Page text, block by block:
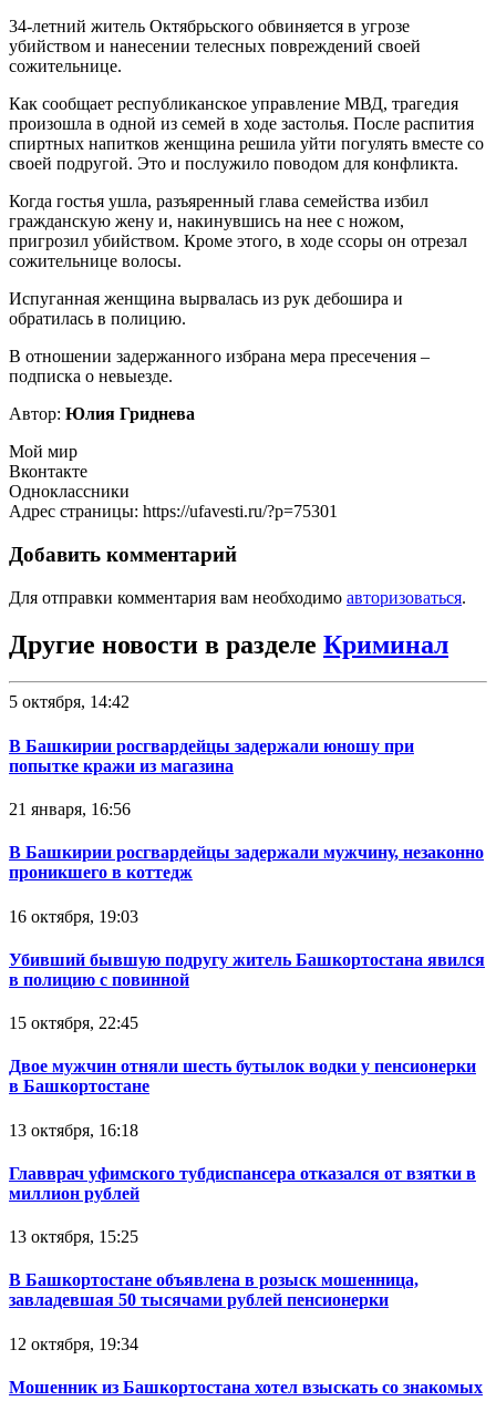
34-летний житель Октябрьского обвиняется в угрозе
убийством и нанесении телесных повреждений своей
сожительнице.
Как сообщает республиканское управление МВД, трагедия
произошла в одной из семей в ходе застолья. После распития
спиртных напитков женщина решила уйти погулять вместе со
своей подругой. Это и послужило поводом для конфликта.
Когда гостья ушла, разъяренный глава семейства избил
гражданскую жену и, накинувшись на нее с ножом,
пригрозил убийством. Кроме этого, в ходе ссоры он отрезал
сожительнице волосы.
Испуганная женщина вырвалась из рук дебошира и
обратилась в полицию.
В отношении задержанного избрана мера пресечения –
подписка о невыезде.
Автор: Юлия Гриднева
Мой мир
Вконтакте
Одноклассники
Адрес страницы: https://ufavesti.ru/?p=75301
Добавить комментарий
Для отправки комментария вам необходимо авторизоваться.
Другие новости в разделе Криминал
5 октября, 14:42
В Башкирии росгвардейцы задержали юношу при
попытке кражи из магазина
21 января, 16:56
В Башкирии росгвардейцы задержали мужчину, незаконно
проникшего в коттедж
16 октября, 19:03
Убивший бывшую подругу житель Башкортостана явился
в полицию с повинной
15 октября, 22:45
Двое мужчин отняли шесть бутылок водки у пенсионерки
в Башкортостане
13 октября, 16:18
Главврач уфимского тубдиспансера отказался от взятки в
миллион рублей
13 октября, 15:25
В Башкортостане объявлена в розыск мошенница,
завладевшая 50 тысячами рублей пенсионерки
12 октября, 19:34
Мошенник из Башкортостана хотел взыскать со знакомых